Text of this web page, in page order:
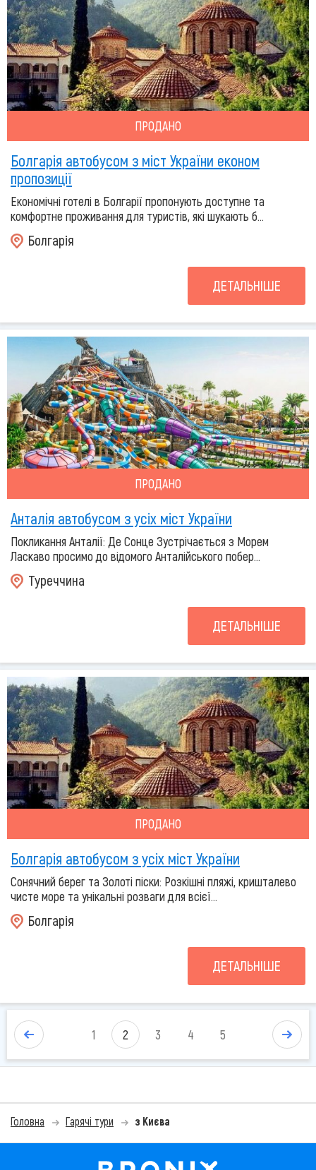
ПРОДАНО
Болгарія автобусом з міст України економ
пропозиції
Економічні готелі в Болгарії пропонують доступне та
комфортне проживання для туристів, які шукають б...
Болгарія
ДЕТАЛЬНІШЕ
ПРОДАНО
Анталія автобусом з усіх міст України
Покликання Анталії: Де Сонце Зустрічається з Морем
Ласкаво просимо до відомого Анталійського побер...
Туреччина
ДЕТАЛЬНІШЕ
ПРОДАНО
Болгарія автобусом з усіх міст України
Сонячний берег та Золоті піски: Розкішні пляжі, кришталево
чисте море та унікальні розваги для всієї...
Болгарія
ДЕТАЛЬНІШЕ
1 2 3 4 5
Головна Гарячі тури з Києва